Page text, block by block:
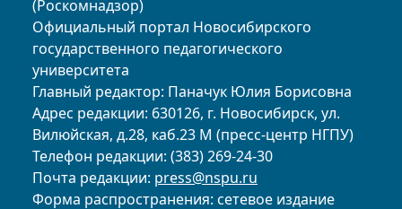
(Роскомнадзор)
Официальный портал Новосибирского
государственного педагогического
университета
Главный редактор: Паначук Юлия Борисовна
Адрес редакции: 630126, г. Новосибирск, ул.
Вилюйская, д.28, каб.23 М (пресс-центр НГПУ)
Телефон редакции: (383) 269-24-30
Почта редакции: press@nspu.ru
Форма распространения: сетевое издание